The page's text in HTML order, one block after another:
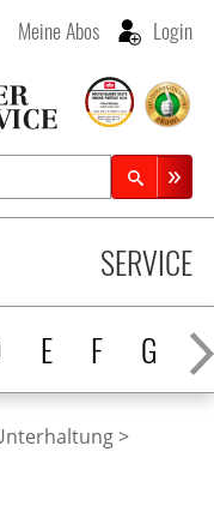
Meine Abos Login
E F G H
SERVICE